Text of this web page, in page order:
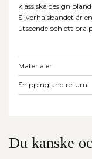
klassiska design
Silverhalsbandet är
utseende och ett bra
Materialer
Shipping and return
Du kanske